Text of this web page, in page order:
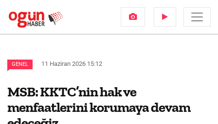
GENEL 11 Haziran 2026 15:12
MSB: KKTC’nin hak ve
menfaatlerini korumaya devam